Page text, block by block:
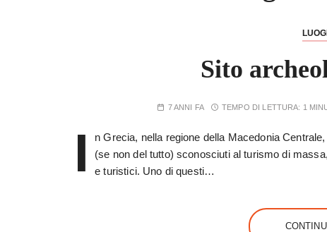
Sito
7 ANNI FA TEMPO DI LETTURA: 1
I
n Grecia, nella regione della Macedonia
(se non del tutto) sconosciuti al turismo di
e turistici. Uno di questi…